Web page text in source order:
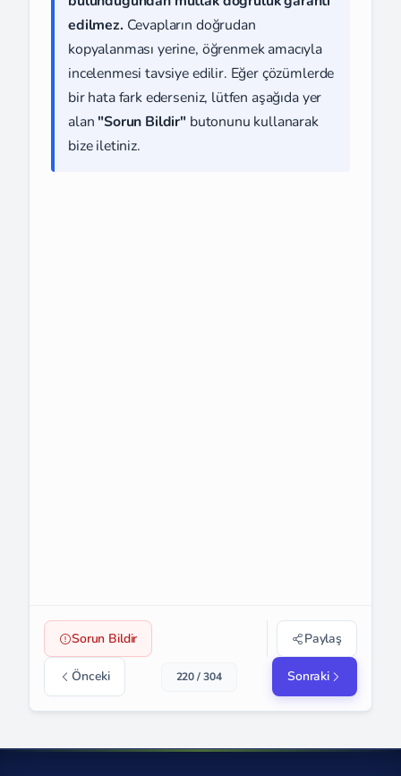
edilmez. Cevapların doğrudan
kopyalanması yerine, öğrenmek amacıyla
incelenmesi tavsiye edilir. Eğer çözümlerde
bir hata fark ederseniz, lütfen aşağıda yer
alan "Sorun Bildir" butonunu kullanarak
bize iletiniz.
Sorun Bildir Paylaş
Önceki 220 / 304 Sonraki